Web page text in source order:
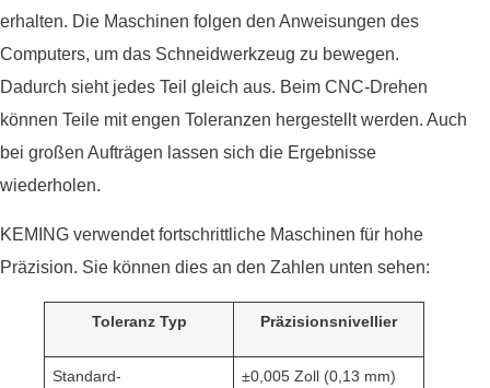
erhalten. Die Maschinen folgen den Anweisungen des
Computers, um das Schneidwerkzeug zu bewegen.
Dadurch sieht jedes Teil gleich aus. Beim CNC-Drehen
können Teile mit engen Toleranzen hergestellt werden. Auch
bei großen Aufträgen lassen sich die Ergebnisse
wiederholen.
KEMING verwendet fortschrittliche Maschinen für hohe
Präzision. Sie können dies an den Zahlen unten sehen:
Toleranz Typ Präzisionsnivellier
Standard-
±0,005 Zoll (0,13 mm)